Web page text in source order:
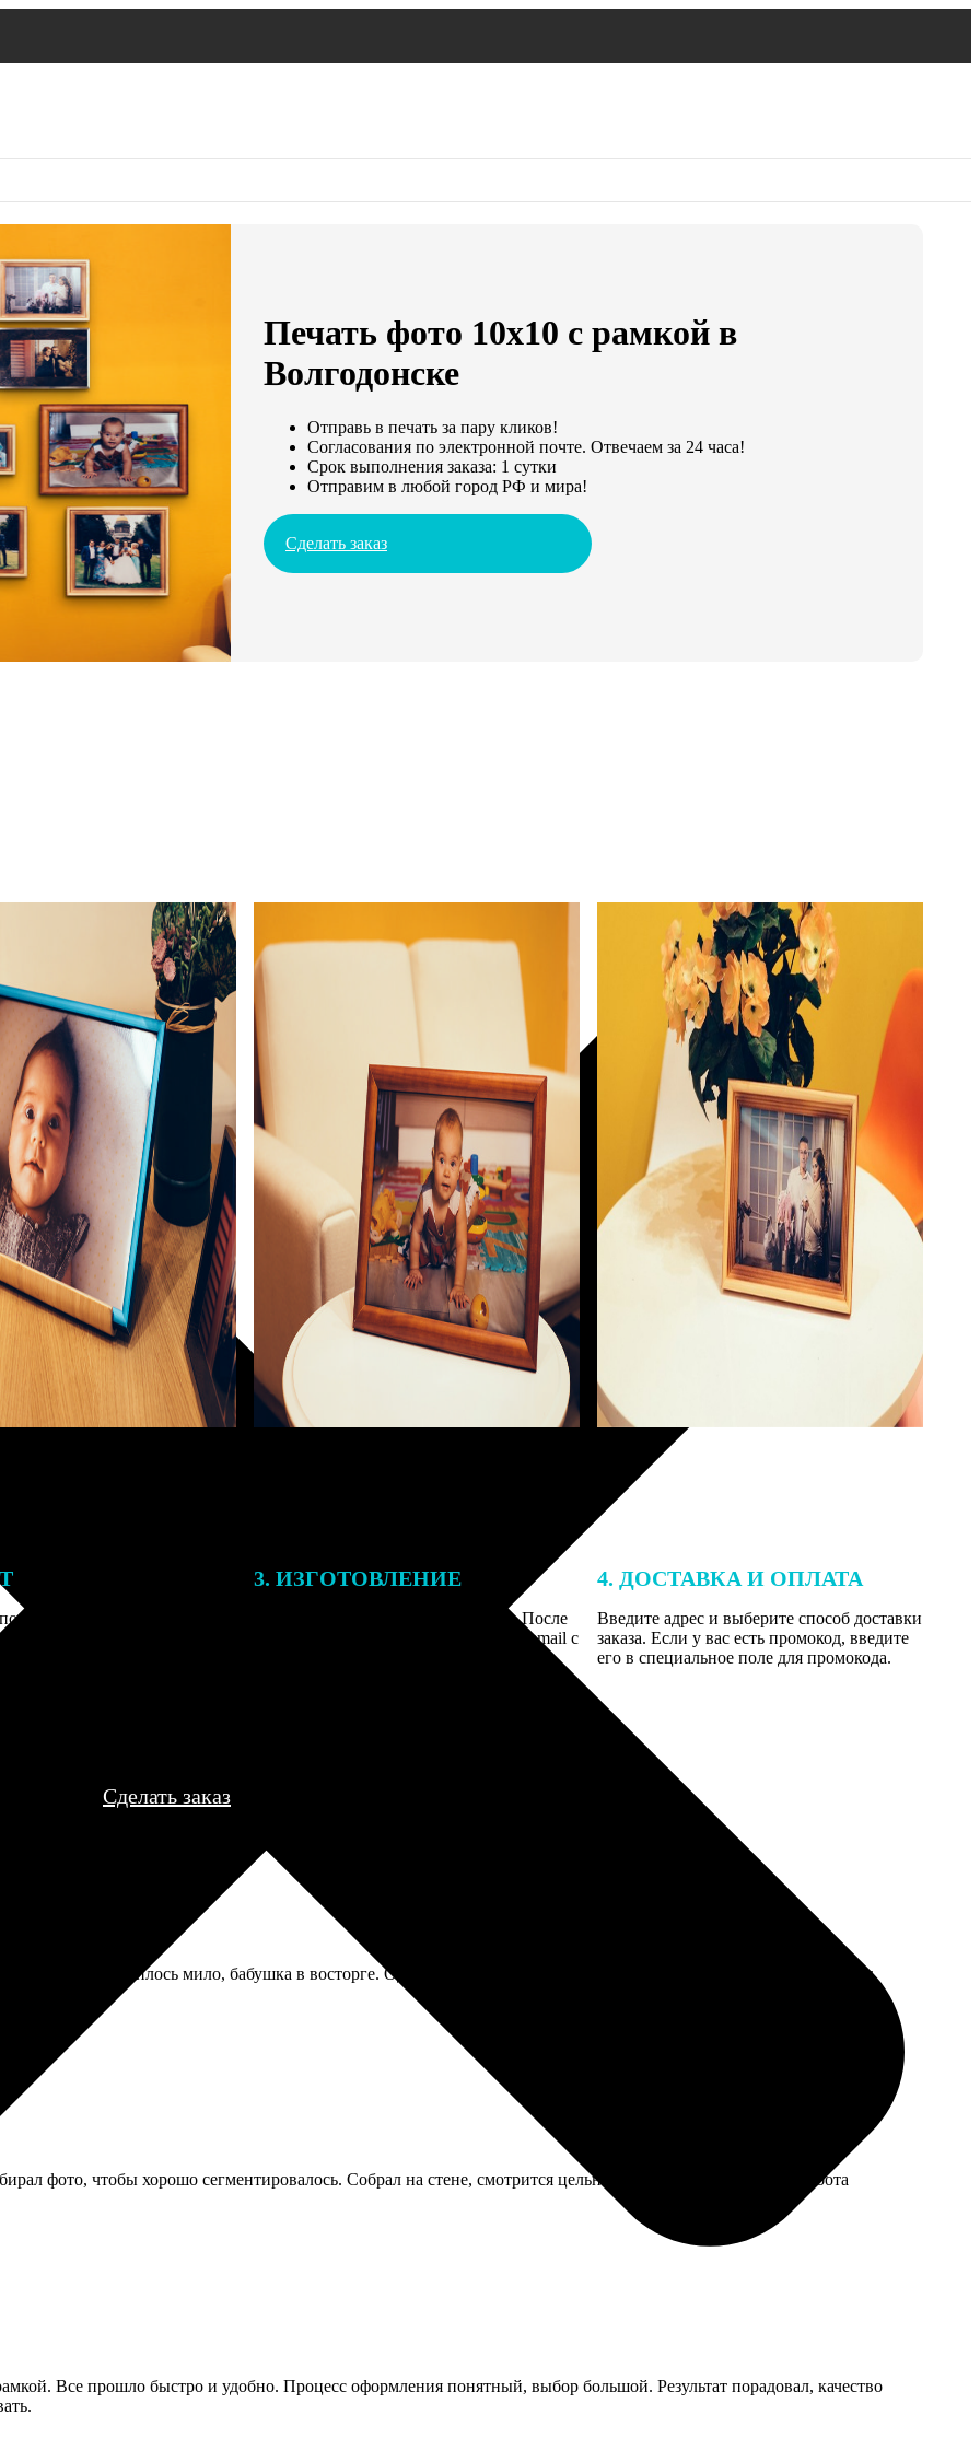
Печать фото 10х10 с рамкой в
Волгодонске
Отправь в печать за пару кликов!
Согласования по электронной почте. Отвечаем за 24 часа!
Срок выполнения заказа: 1 сутки
Отправим в любой город РФ и мира!
Сделать заказ
заказа к печати
могут связаться с Вами
телефону или email для
деталей.
3. ИЗГОТОВЛЕНИЕ
Оплатите заказ банковской картой. После
оплаты получите подтверждение на email с
описанием заказа. Когда отправим заказ
4. ДОСТАВКА И ОПЛАТА
Введите адрес и выберите способ доставки
заказа. Если у вас есть промокод, введите
его в специальное поле для промокода.
Сделать заказ
бабушки. Получилось мило, бабушка в восторге. Однако сам магнит показался мне тонковатым, боюсь, что может
фото, чтобы хорошо сегментировалось. Собрал на стене, смотрится цельно, стыки почти не видны. Работа
Все прошло быстро и удобно. Процесс оформления понятный, выбор большой. Результат порадовал, качество